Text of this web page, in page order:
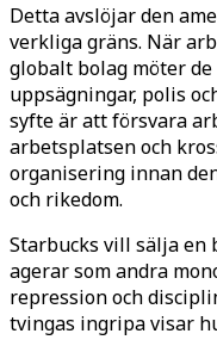
Detta avslöjar den
verkliga gräns. När
globalt bolag möter
uppsägningar, polis
syfte är att försvara
arbetsplatsen och
organisering innan
och rikedom.
Starbucks vill sälja en
agerar som andra
repression och
tvingas ingripa visar